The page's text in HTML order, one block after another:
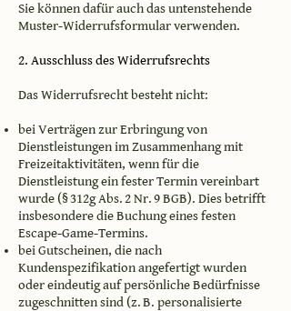
Sie können dafür auch das untenstehende
Muster-Widerrufsformular verwenden.
2. Ausschluss des Widerrufsrechts
Das Widerrufsrecht besteht nicht:
bei Verträgen zur Erbringung von
Dienstleistungen im Zusammenhang mit
Freizeitaktivitäten, wenn für die
Dienstleistung ein fester Termin vereinbart
wurde (§ 312g Abs. 2 Nr. 9 BGB). Dies betrifft
insbesondere die Buchung eines festen
Escape-Game-Termins.
bei Gutscheinen, die nach
Kundenspezifikation angefertigt wurden
oder eindeutig auf persönliche Bedürfnisse
zugeschnitten sind (z. B. personalisierte